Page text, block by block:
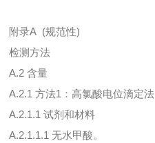
附录A (规范性)
检测方法
A.2 含量
A.2.1 方法1：高氯酸电位滴定法
A.2.1.1 试剂和材料
A.2.1.1.1 无水甲酸。